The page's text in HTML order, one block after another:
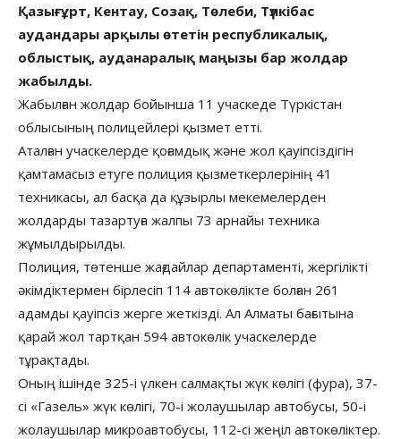
Қазығұрт, Кентау, Созақ, Төлеби, Түлкібас
аудандары арқылы өтетін республикалық,
облыстық, ауданаралық маңызы бар жолдар
жабылды.
Жабылған жолдар бойынша 11 учаскеде Түркістан
облысының полицейлері қызмет етті.
Аталған учаскелерде қоғамдық және жол қауіпсіздігін
қамтамасыз етуге полиция қызметкерлерінің 41
техникасы, ал басқа да құзырлы мекемелерден
жолдарды тазартуға жалпы 73 арнайы техника
жұмылдырылды.
Полиция, төтенше жағдайлар департаменті, жергілікті
әкімдіктермен бірлесіп 114 автокөлікте болған 261
адамды қауіпсіз жерге жеткізді. Ал Алматы бағытына
қарай жол тартқан 594 автокөлік учаскелерде
тұрақтады.
Оның ішінде 325-і үлкен салмақты жүк көлігі (фура), 37-
сі «Газель» жүк көлігі, 70-і жолаушылар автобусы, 50-і
жолаушылар микроавтобусы, 112-сі жеңіл автокөліктер.